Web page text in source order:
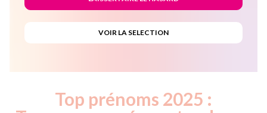
Top prénoms 2025 :